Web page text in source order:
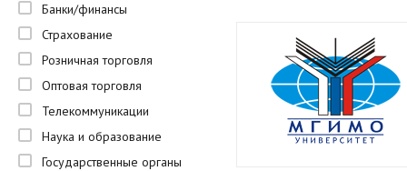
Банки/финансы
Страхование
Розничная торговля
Оптовая торговля
Телекоммуникации
Наука и образование
Государственные органы